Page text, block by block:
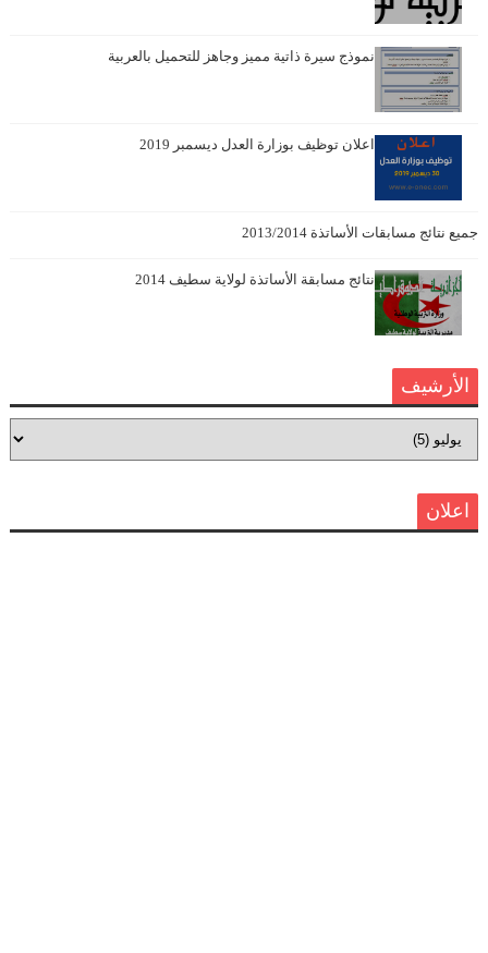
نموذج سيرة ذاتية مميز وجاهز للتحميل بالعربية
اعلان توظيف بوزارة العدل ديسمبر 2019
جميع نتائج مسابقات الأساتذة 2013/2014
نتائج مسابقة الأساتذة لولاية سطيف 2014
الأرشيف
اعلان